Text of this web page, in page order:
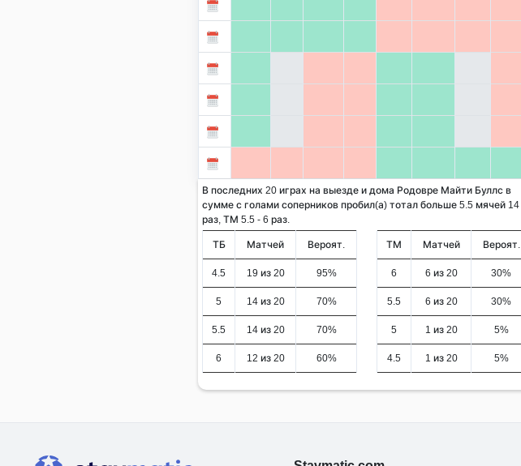
В последних 20 играх на выезде и дома Родовре Майти Буллс в
сумме с голами соперников пробил(а) тотал больше 5.5 мячей 14
раз, ТМ 5.5 - 6 раз.
ТБ Матчей Вероят.
4.5 19 из 20 95%
5 14 из 20 70%
5.5 14 из 20 70%
6 12 из 20 60%
ТМ Матчей Вероят.
6 6 из 20 30%
5.5 6 из 20 30%
5 1 из 20 5%
4.5 1 из 20 5%